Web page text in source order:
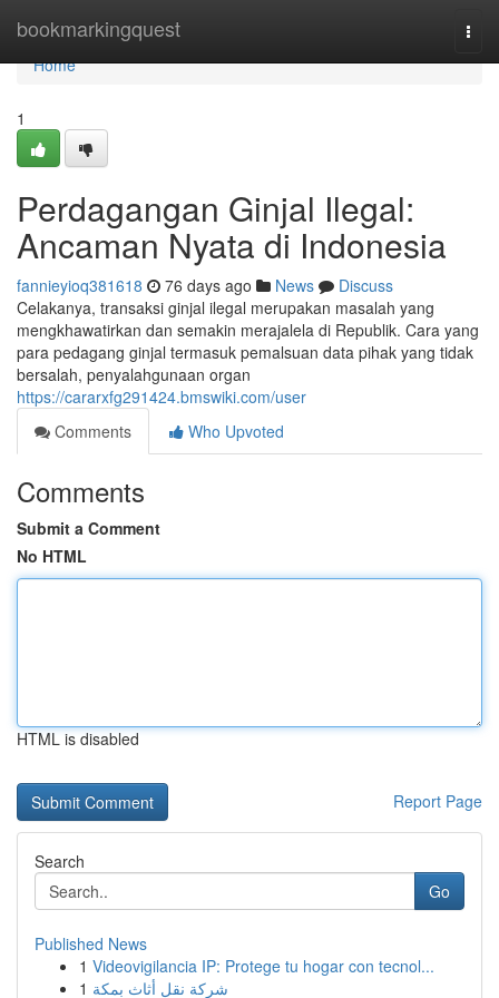
bookmarkingquest
Home
Home
1
Perdagangan Ginjal Ilegal:
Ancaman Nyata di Indonesia
fannieyioq381618 76 days ago News
Discuss
Celakanya, transaksi ginjal ilegal merupakan masalah yang
mengkhawatirkan dan semakin merajalela di Republik. Cara yang
para pedagang ginjal termasuk pemalsuan data pihak yang tidak
bersalah, penyalahgunaan organ
https://cararxfg291424.bmswiki.com/user
Comments
Who Upvoted
Comments
Submit a Comment
No HTML
HTML is disabled
Report Page
Search
Go
Published News
1 Videovigilancia IP: Protege tu hogar con tecnol...
1 شركة نقل أثاث بمكة